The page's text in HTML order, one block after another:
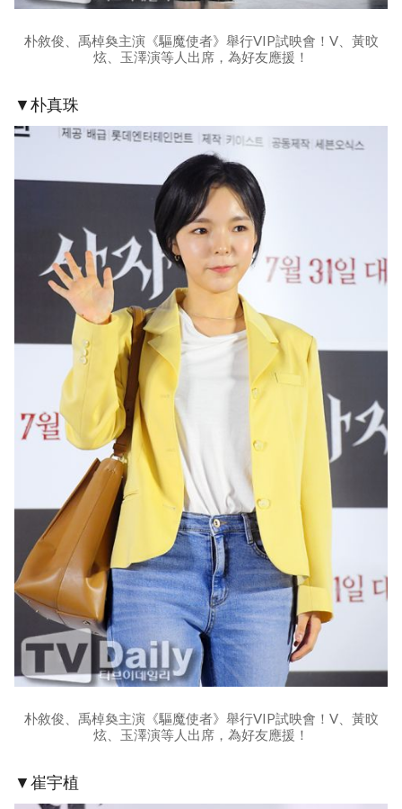
朴敘俊、禹棹奐主演《驅魔使者》舉行VIP試映會！V、黃旼
炫、玉澤演等人出席，為好友應援！
▼朴真珠
朴敘俊、禹棹奐主演《驅魔使者》舉行VIP試映會！V、黃旼
炫、玉澤演等人出席，為好友應援！
▼崔宇植